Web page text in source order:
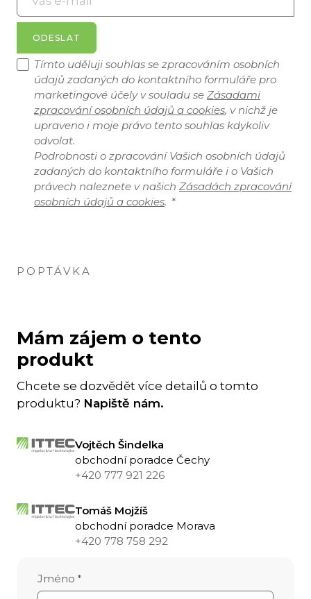
ODESLAT
Tímto uděluji souhlas se zpracováním osobních
údajů zadaných do kontaktního formuláře pro
marketingové účely v souladu se Zásadami
zpracování osobních údajů a cookies, v nichž je
upraveno i moje právo tento souhlas kdykoliv
odvolat.
Podrobnosti o zpracování Vašich osobních údajů
zadaných do kontaktního formuláře i o Vašich
právech naleznete v našich Zásadách zpracování
osobních údajů a cookies. *
POPTÁVKA
Mám zájem o tento
produkt
Chcete se dozvědět více detailů o tomto
produktu? Napiště nám.
Vojtěch Šindelka
obchodní poradce Čechy
+420 777 921 226
Tomáš Mojžíš
obchodní poradce Morava
+420 778 758 292
Jméno *